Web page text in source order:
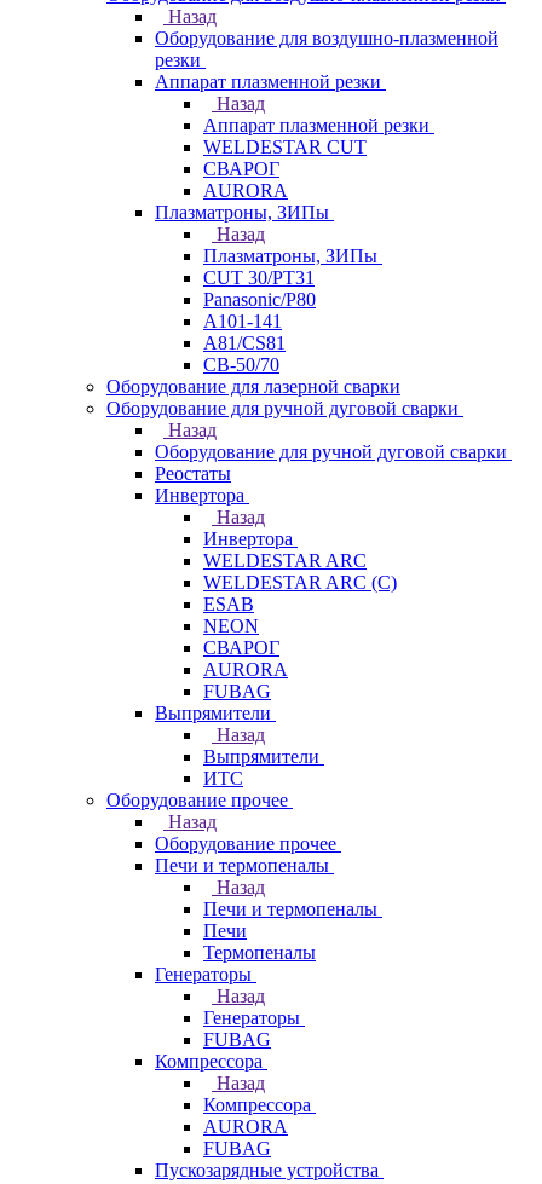
Назад
Оборудование для воздушно-плазменной
резки
Аппарат плазменной резки
Назад
Аппарат плазменной резки
WELDESTAR CUT
СВАРОГ
AURORA
Плазматроны, ЗИПы
Назад
Плазматроны, ЗИПы
CUT 30/PT31
Panasonic/P80
А101-141
А81/CS81
СВ-50/70
Оборудование для лазерной сварки
Оборудование для ручной дуговой сварки
Назад
Оборудование для ручной дуговой сварки
Реостаты
Инвертора
Назад
Инвертора
WELDESTAR ARC
WELDESTAR ARC (С)
ESAB
NEON
СВАРОГ
AURORA
FUBAG
Выпрямители
Назад
Выпрямители
ИТС
Оборудование прочее
Назад
Оборудование прочее
Печи и термопеналы
Назад
Печи и термопеналы
Печи
Термопеналы
Генераторы
Назад
Генераторы
FUBAG
Компрессора
Назад
Компрессора
AURORA
FUBAG
Пускозарядные устройства